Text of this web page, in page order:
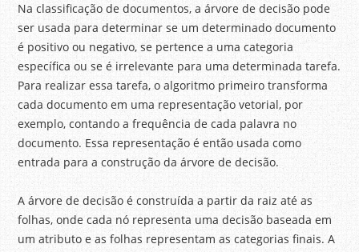
Na classificação de documentos, a árvore de decisão pode
ser usada para determinar se um determinado documento
é positivo ou negativo, se pertence a uma categoria
específica ou se é irrelevante para uma determinada tarefa.
Para realizar essa tarefa, o algoritmo primeiro transforma
cada documento em uma representação vetorial, por
exemplo, contando a frequência de cada palavra no
documento. Essa representação é então usada como
entrada para a construção da árvore de decisão.
A árvore de decisão é construída a partir da raiz até as
folhas, onde cada nó representa uma decisão baseada em
um atributo e as folhas representam as categorias finais. A